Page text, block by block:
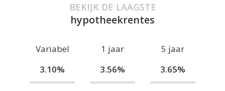
BEKIJK DE LAAGSTE
hypotheekrentes
Variabel
3.10%
1 jaar
3.56%
5 jaar
3.65%